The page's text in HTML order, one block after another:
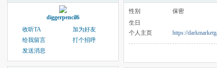
diggerpencil6
收听TA
加为好友
给我留言
打个招呼
发送消息
性别
保密
生日
个人主页
https://